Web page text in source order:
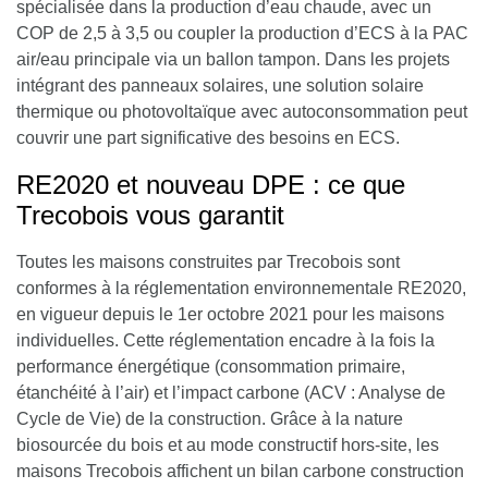
spécialisée dans la production d’eau chaude, avec un
COP de 2,5 à 3,5 ou coupler la production d’ECS à la PAC
air/eau principale via un ballon tampon. Dans les projets
intégrant des panneaux solaires, une solution solaire
thermique ou photovoltaïque avec autoconsommation peut
couvrir une part significative des besoins en ECS.
RE2020 et nouveau DPE : ce que
Trecobois vous garantit
Toutes les maisons construites par Trecobois sont
conformes à la réglementation environnementale RE2020,
en vigueur depuis le 1er octobre 2021 pour les maisons
individuelles. Cette réglementation encadre à la fois la
performance énergétique (consommation primaire,
étanchéité à l’air) et l’impact carbone (ACV : Analyse de
Cycle de Vie) de la construction. Grâce à la nature
biosourcée du bois et au mode constructif hors-site, les
maisons Trecobois affichent un bilan carbone construction